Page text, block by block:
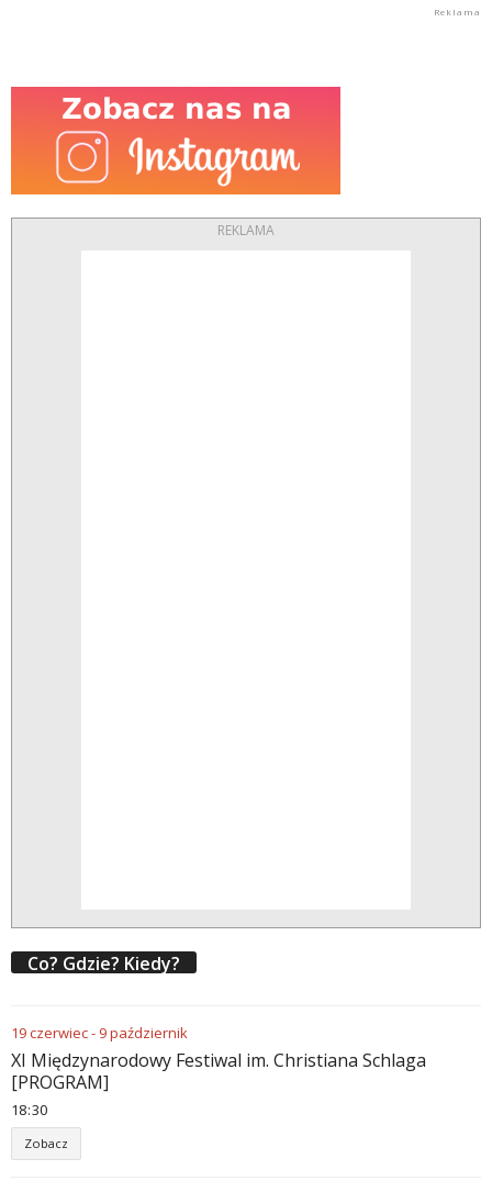
REKLAMA
Co? Gdzie? Kiedy?
19czerwiec- 9październik
XI Międzynarodowy Festiwal im. Christiana Schlaga
[PROGRAM]
18:30
Zobacz